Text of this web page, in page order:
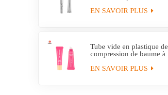
personnalisé avec tube
applicateur électrique
EN SAVOIR PLUS
Tube vide en plastique de
compression de baume à
commande avec
EN SAVOIR PLUS